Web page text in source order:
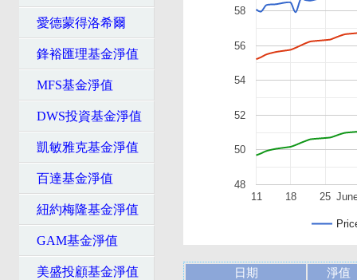
愛德蒙得洛希爾
鋒裕匯理基金淨值
MFS基金淨值
DWS投資基金淨值
凱敏雅克基金淨值
百達基金淨值
紐約梅隆基金淨值
GAM基金淨值
美盛投顧基金淨值
11 18 25
48
50
52
54
56
58
日期
淨值